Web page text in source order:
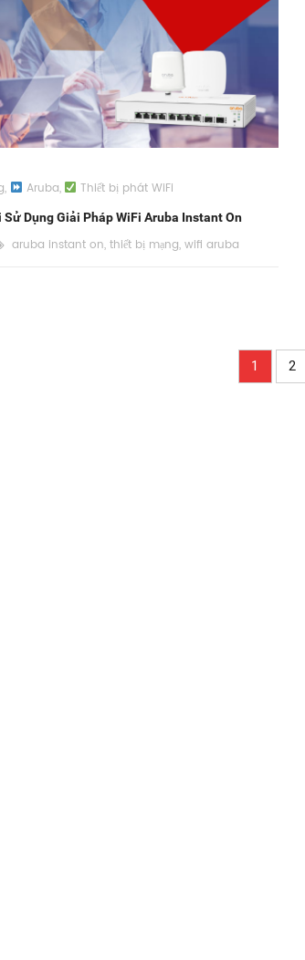
, Aruba, Thiết bị phát WiFi
Sử Dụng Giải Pháp WiFi Aruba Instant On
aruba instant on, thiết bị mạng, wifi aruba
1 2